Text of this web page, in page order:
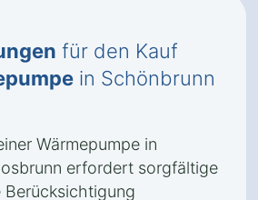
für den Kauf
in Schönbrunn
Wärmepumpe in
erfordert sorgfältige
Berücksichtigung